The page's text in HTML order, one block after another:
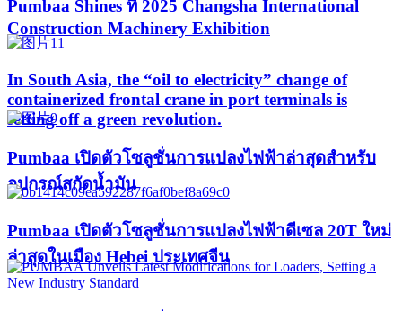
Pumbaa Shines ที่ 2025 Changsha International
Construction Machinery Exhibition
In South Asia, the “oil to electricity” change of
containerized frontal crane in port terminals is
setting off a green revolution.
Pumbaa เปิดตัวโซลูชั่นการแปลงไฟฟ้าล่าสุดสำหรับ
อุปกรณ์สกัดน้ำมัน
Pumbaa เปิดตัวโซลูชั่นการแปลงไฟฟ้าดีเซล 20T ใหม่
ล่าสุดในเมือง Hebei ประเทศจีน